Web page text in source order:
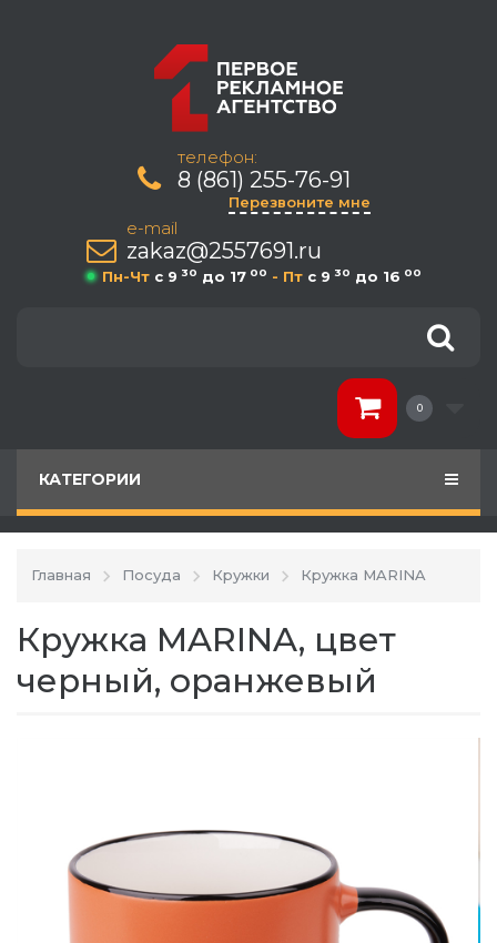
телефон:
8 (861) 255-76-91
Перезвоните мне
e-mail
zakaz@2557691.ru
Пн-Чт c 9 30 до 17 00 - Пт c 9 30 до 16 00
0
КАТЕГОРИИ
Главная Посуда Кружки Кружка MARINA
Кружка MARINA, цвет
черный, оранжевый